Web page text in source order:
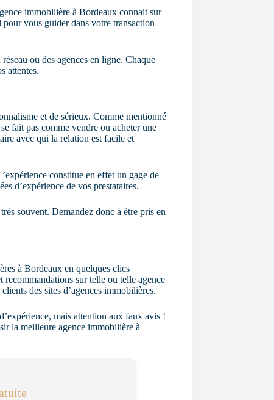
immobilière à Bordeaux connait sur
vous guider dans votre transaction
ou des agences en ligne. Chaque
attentes.
et de sérieux. Comme mentionné
fait pas comme vendre ou acheter une
avec qui la relation est facile et
constitue en effet un gage de
d’expérience de vos prestataires.
souvent. Demandez donc à être pris en
à Bordeaux en quelques clics
sur telle ou telle agence
des sites d’agences immobilières.
mais attention aux faux avis !
la meilleure agence immobilière à